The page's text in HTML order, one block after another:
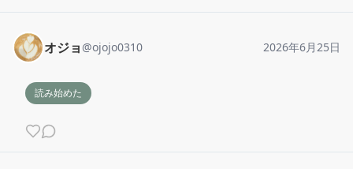
オジョ @ojojo0310 2026年6月25日
読み始めた